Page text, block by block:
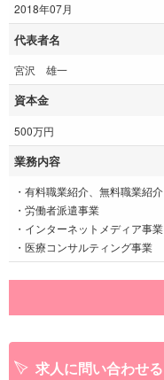
2018年07月
代表者名
宮沢 雄一
資本金
500万円
業務内容
・有料職業紹介、無料職業紹介
・労働者派遣事業
・インターネットメディア事業
・医療コンサルティング事業
求人に問い合わせる